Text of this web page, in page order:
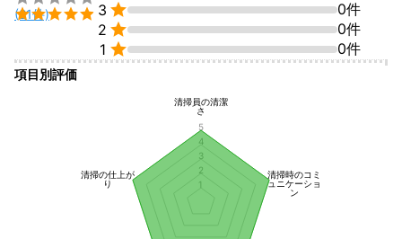

(21件)
3 
0件
2 
0件
1  0件
項目別評価
清掃員の清潔
さ
清掃時のコミ
ュニケーショ
ン
清掃の仕上が
り
1
2
3
4
5